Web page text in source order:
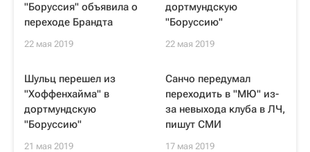
"Боруссия" объявила о
переходе Брандта
22 мая 2019
дортмундскую
"Боруссию"
22 мая 2019
Шульц перешел из
"Хоффенхайма" в
дортмундскую
"Боруссию"
21 мая 2019
Санчо передумал
переходить в "МЮ" из-
за невыхода клуба в ЛЧ,
пишут СМИ
17 мая 2019